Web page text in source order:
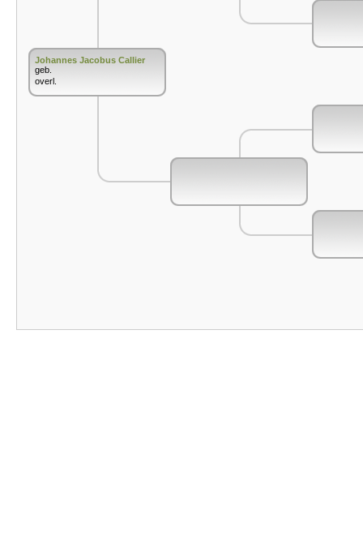
Johannes Jacobus Callier
geb.
overl.